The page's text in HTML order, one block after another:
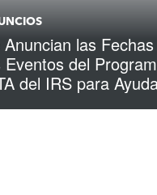
Anuncian las
Eventos del
del IRS para